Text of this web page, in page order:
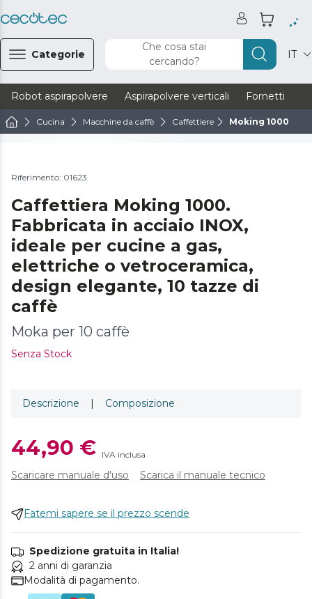
Categorie
Che cosa stai
cercando?
IT
Robot aspirapolvere Aspirapolvere verticali Fornetti
Cucina Macchine da caffè Caffettiere Moking 1000
Riferimento: 01623
Caffettiera Moking 1000.
Fabbricata in acciaio INOX,
ideale per cucine a gas,
elettriche o vetroceramica,
design elegante, 10 tazze di
caffè
Moka per 10 caffè
Senza Stock
Descrizione | Composizione
44,90 € IVA inclusa
Scaricare manuale d'uso Scarica il manuale tecnico
Fatemi sapere se il prezzo scende
Spedizione gratuita in Italia!
2 anni di garanzia
Modalità di pagamento.